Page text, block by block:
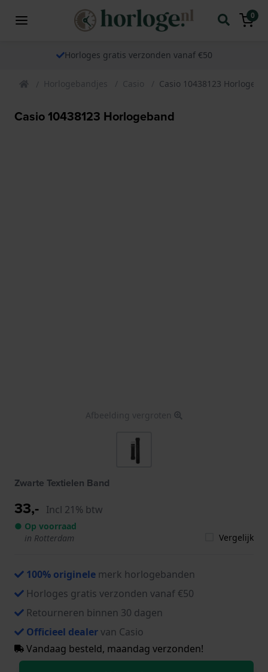
0
Horloges gratis verzonden vanaf €50
Horlogebandjes Casio Casio 10438123
Casio 10438123 Horlogeband
Afbeelding vergroten
Zwarte Textielen Band
33,- Incl 21% btw
● Op voorraad
in Rotterdam
Vergelijk
100% originele merk horlogebanden
Horloges gratis verzonden vanaf €50
Retourneren binnen 30 dagen
Officieel dealervan Casio
Vandaag besteld, maandag verzonden!